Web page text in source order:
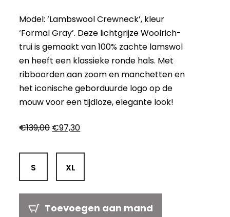
Model: ‘Lambswool Crewneck’, kleur
‘Formal Gray’. Deze lichtgrijze Woolrich-
trui is gemaakt van 100% zachte lamswol
en heeft een klassieke ronde hals. Met
ribboorden aan zoom en manchetten en
het iconische geborduurde logo op de
mouw voor een tijdloze, elegante look!
€139,00 Oorspronkelijke
was:
€139,00.
€97,30Huidige
is:
S XL
Toevoegen aan mand